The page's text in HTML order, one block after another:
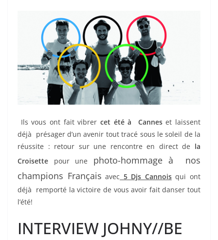
Ils vous ont fait vibrer cet été à Canneset laissent
déjà présager d’un avenir tout tracé sous le soleil de la
réussite : retour sur une rencontre en direct de la
Croisette pour une photo-hommage à nos
champions Français avec 5 Djs Cannoisqui ont
déjà remporté la victoire de vous avoir fait danser tout
l’été!
INTERVIEW JOHNY//BE